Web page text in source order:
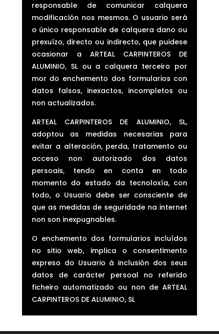
responsable de comunicar calquera
modificación nos mesmos. O usuario será
o único responsable de calquera dano ou
prexuízo, directo ou indirecto, que puidese
ocasionar a ARTEAL CARPINTEROS DE
ALUMINIO, SL ou a calquera terceiro por
mor do enchemento dos formularios con
datos falsos, inexactos, incompletos ou
non actualizados.
ARTEAL CARPINTEROS DE ALUMINIO, SL,
adoptou as medidas necesarias para
evitar a alteración, perda, tratamento ou
acceso non autorizado dos datos
persoais, tendo en conta en todo
momento do estado da tecnoloxía, con
todo, o Usuario debe ser consciente de
que as medidas de seguridade na internet
non son inexpugnables.
O enchemento dos formularios incluídos
no sitio web, implica o consentimento
expreso do Usuario á inclusión dos seus
datos de carácter persoal no referido
ficheiro automatizado ou non de ARTEAL
CARPINTEROS DE ALUMINIO, SL